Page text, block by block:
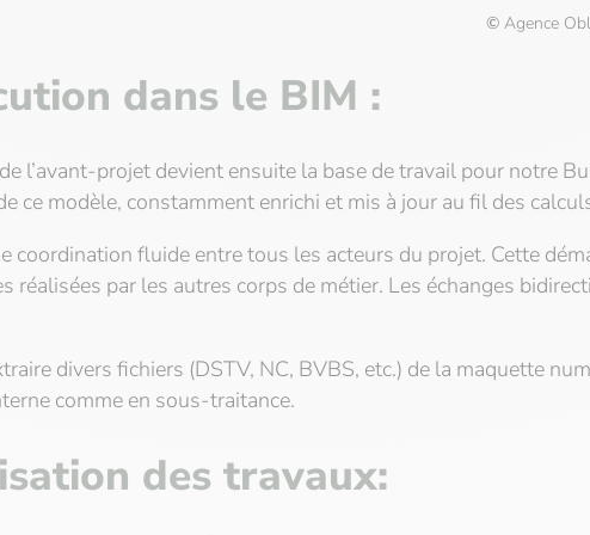
© Agence
dans le BIM :
l’avant-projet devient ensuite la base de travail pour notre
ce modèle, constamment enrichi et mis à jour au fil des
coordination fluide entre tous les acteurs du projet. Cette
par les autres corps de métier. Les échanges
divers fichiers (DSTV, NC, BVBS, etc.) de la maquette
comme en sous-traitance.
des travaux: